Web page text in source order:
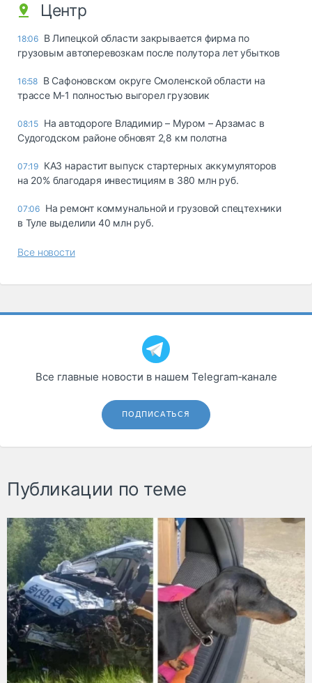
Центр
18:06 В Липецкой области закрывается фирма по
грузовым автоперевозкам после полутора лет убытков
16:58 В Сафоновском округе Смоленской области на
трассе М-1 полностью выгорел грузовик
08:15 На автодороге Владимир – Муром – Арзамас в
Судогодском районе обновят 2,8 км полотна
07:19 КАЗ нарастит выпуск стартерных аккумуляторов
на 20% благодаря инвестициям в 380 млн руб.
07:06 На ремонт коммунальной и грузовой спецтехники
в Туле выделили 40 млн руб.
Все новости
Все главные новости в нашем Telegram‑канале
ПОДПИСАТЬСЯ
Публикации по теме